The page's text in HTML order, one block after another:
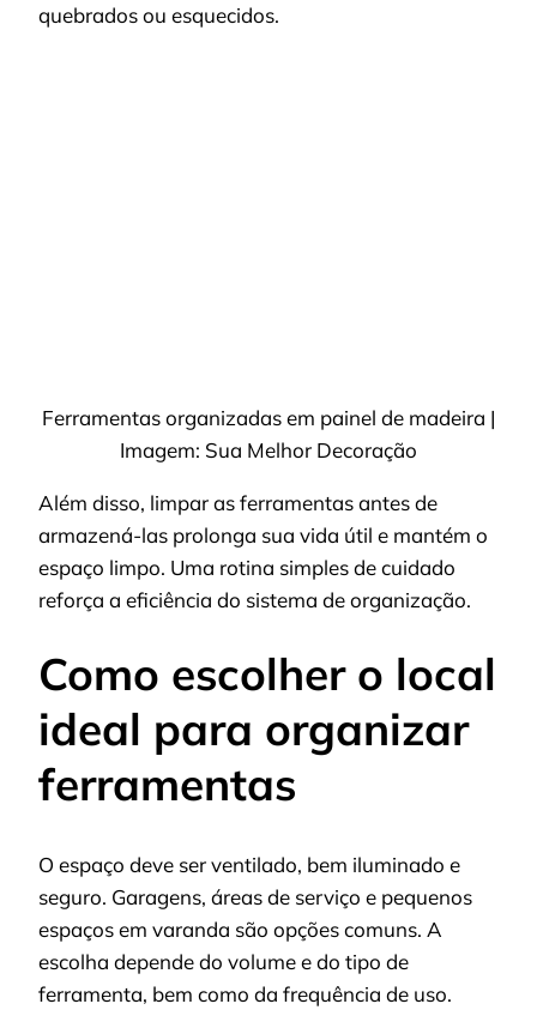
quebrados ou esquecidos.
Ferramentas organizadas em painel de madeira |
Imagem: Sua Melhor Decoração
Além disso, limpar as ferramentas antes de
armazená-las prolonga sua vida útil e mantém o
espaço limpo. Uma rotina simples de cuidado
reforça a eficiência do sistema de organização.
Como escolher o local
ideal para organizar
ferramentas
O espaço deve ser ventilado, bem iluminado e
seguro. Garagens, áreas de serviço e pequenos
espaços em varanda são opções comuns. A
escolha depende do volume e do tipo de
ferramenta, bem como da frequência de uso.